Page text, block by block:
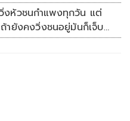
งหัวชนกำแพงทุกวัน แต่
ายังคงวิ่งชนอยู่มันก็เจ็บ